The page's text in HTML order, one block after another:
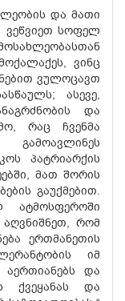
და მათი
ვეწვიეთ სოფელ
ვინც
ვულოცავთ
ასევე,
და
რაც ჩვენმა
გამოავლინეს
პატრიარქის
მათ შორის
გაუქმებით.
ატმოსფეროში
რომ
ერთმანეთის
იმ
და
ქვეყანას და